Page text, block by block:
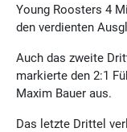
Young Roosters 4
den verdienten
Auch das zweite
markierte den 2:1
Maxim Bauer aus.
Das letzte Drittel